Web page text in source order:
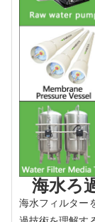
海水ろ
海水フィルター